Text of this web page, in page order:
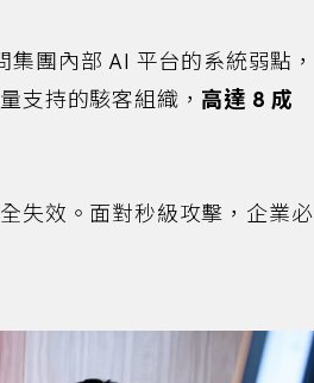
團內部 AI 平台的系統弱點，
支持的駭客組織， 高達 8 成
失效。面對秒級攻擊，企業必